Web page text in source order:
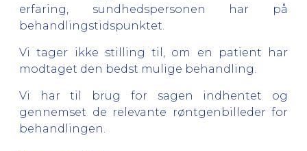
erfaring, sundhedspersonen har på
behandlingstidspunktet.
Vi tager ikke stilling til, om en patient har
modtaget den bedst mulige behandling.
Vi har til brug for sagen indhentet og
gennemset de relevante røntgenbilleder for
behandlingen.